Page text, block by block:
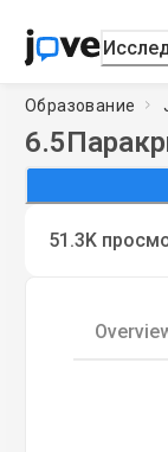
Образование
6.5
51.3K